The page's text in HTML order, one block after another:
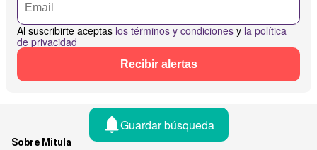
Al suscribirte aceptas los términos y condiciones y la política
de privacidad
Recibir alertas
Guardar búsqueda
Sobre Mitula